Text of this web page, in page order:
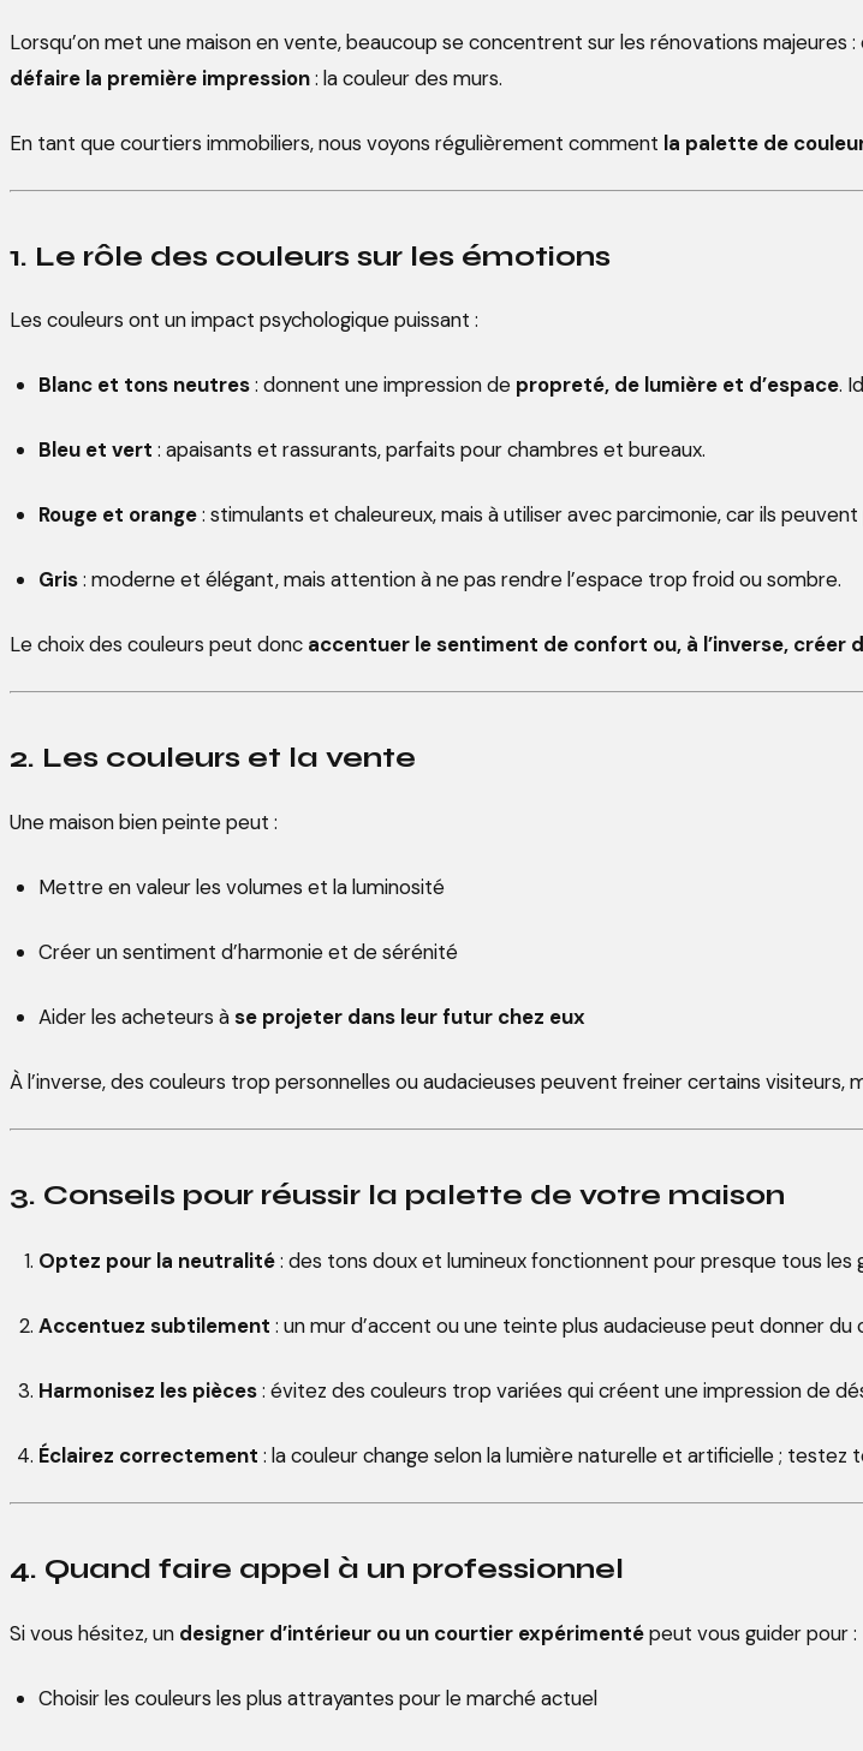
Lorsqu’on met une maison en vente, beaucoup se concentrent sur les rénovations
défaire la première impression: la couleur des murs.
En tant que courtiers immobiliers, nous voyons régulièrement comment la palette de
1. Le rôle des couleurs sur les émotions
Les couleurs ont un impact psychologique puissant :
Blanc et tons neutres: donnent une impression de propreté, de lumière et d’espace.
Bleu et vert : apaisants et rassurants, parfaits pour chambres et bureaux.
Rouge et orange: stimulants et chaleureux, mais à utiliser avec parcimonie, car ils
Gris: moderne et élégant, mais attention à ne pas rendre l’espace trop froid ou sombre.
Le choix des couleurs peut donc accentuer le sentiment de confort ou, à l’inverse, créer
2. Les couleurs et la vente
Une maison bien peinte peut :
Mettre en valeur les volumes et la luminosité
Créer un sentiment d’harmonie et de sérénité
Aider les acheteurs àse projeter dans leur futur chez eux
À l’inverse, des couleurs trop personnelles ou audacieuses peuvent freiner certains visiteurs,
3. Conseils pour réussir la palette de votre maison
Optez pour la neutralité: des tons doux et lumineux fonctionnent pour presque tous les
Accentuez subtilement : un mur d’accent ou une teinte plus audacieuse peut donner
Harmonisez les pièces: évitez des couleurs trop variées qui créent une impression de
Éclairez correctement : la couleur change selon la lumière naturelle et artificielle ; testez
4. Quand faire appel à un professionnel
Si vous hésitez, un designer d’intérieur ou un courtier expérimentépeut vous guider pour :
Choisir les couleurs les plus attrayantes pour le marché actuel